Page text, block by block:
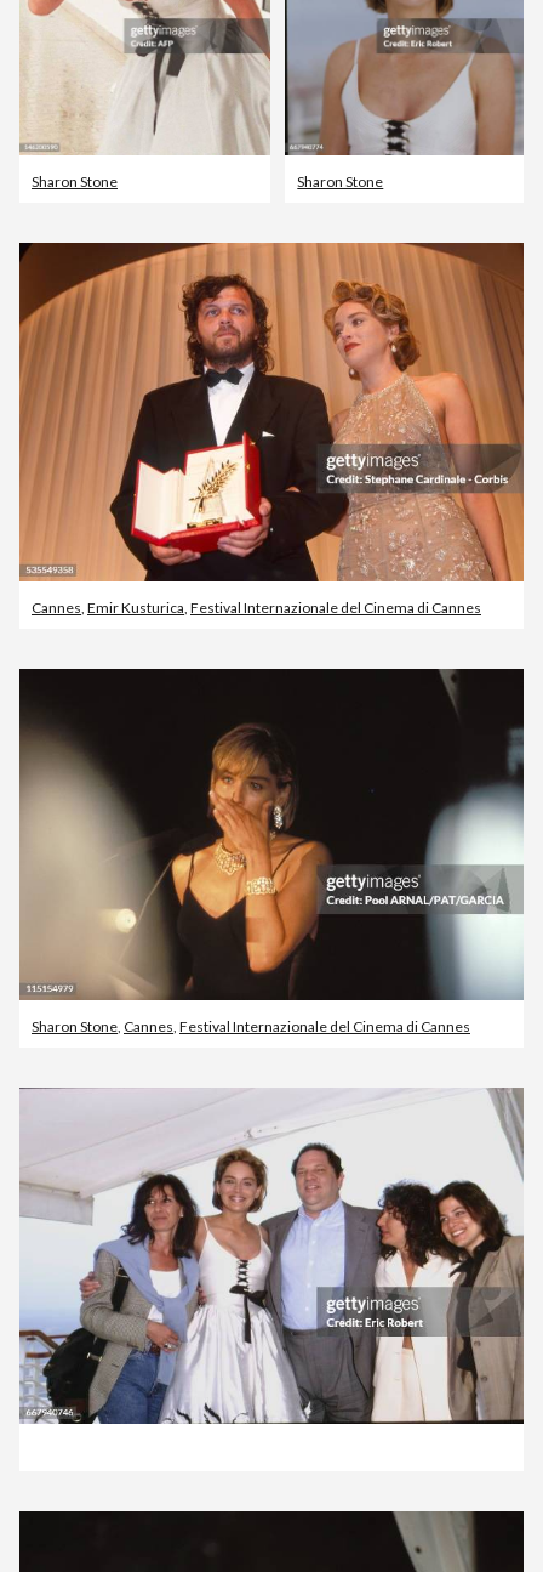
Sharon Stone Sharon Stone
Cannes, Emir Kusturica, Festival Internazionale del Cinema di Cannes
Sharon Stone, Cannes, Festival Internazionale del Cinema di Cannes